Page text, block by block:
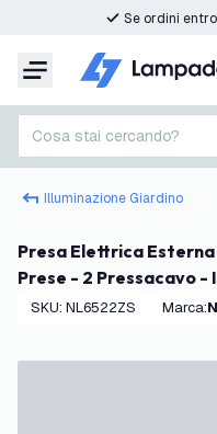
Se ordini
Menu
Cosa stai cercando?
Illuminazione Giardino
Presa Elettrica Esterna da Giardino con Faretti - 2
Prese - 2 Pressacavo -
SKU: NL6522ZS Marca: